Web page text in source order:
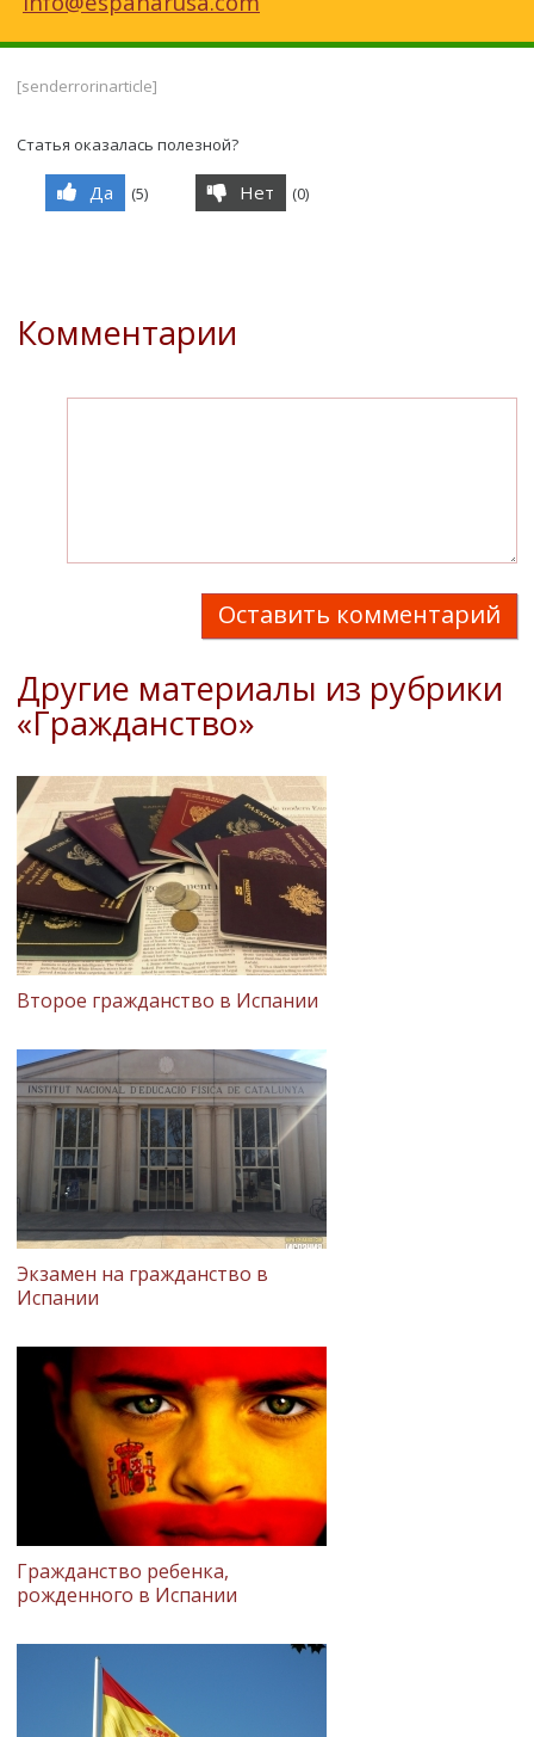
[senderrorinarticle]
Статья оказалась полезной?
Да (5) Нет (0)
Комментарии
Оставить комментарий
Другие материалы из рубрики
«Гражданство»
Второе гражданство в Испании
Экзамен на гражданство в
Испании
Гражданство ребенка,
рожденного в Испании